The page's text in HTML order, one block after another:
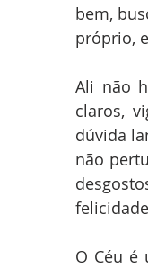
bem,
próprio,
Ali não
claros,
dúvida
não
O Céu é